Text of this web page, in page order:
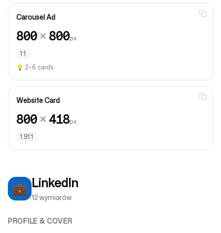
Carousel Ad
800× 800px
1:1
💡 2–6 cards
Website Card
800× 418px
1.91:1
💼 LinkedIn
12 wymiarów
PROFILE & COVER